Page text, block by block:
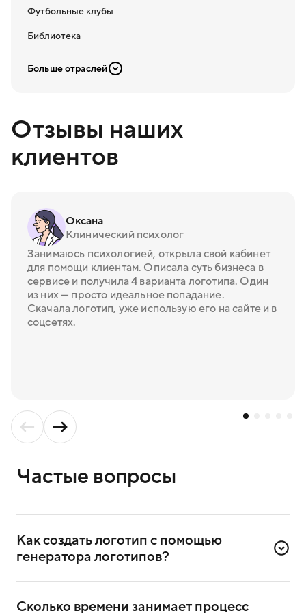
Футбольные клубы
Библиотека
Больше отраслей
Отзывы наших
клиентов
Оксана
Клинический психолог
Занимаюсь психологией, открыла свой кабинет
для помощи клиентам. Описала суть бизнеса в
сервисе и получила 4 варианта логотипа. Один
из них — просто идеальное попадание.
Скачала логотип, уже использую его на сайте и в
соцсетях.
Частые вопросы
Как создать логотип с помощью
генератора логотипов?
в сервисе. Достаточно ввести номер телефона
Сколько времени занимает процесс